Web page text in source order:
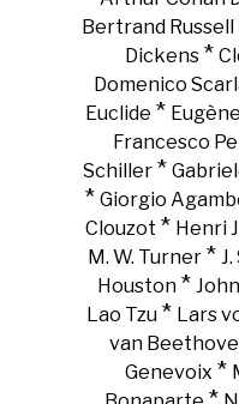
Bertrand Russell
Dickens *
Domenico
Euclide *
Francesco
Schiller *
* Giorgio
Clouzot * Henri
M. W. Turner * J.
Houston*
Lao Tzu* Lars
van
Genevoix *